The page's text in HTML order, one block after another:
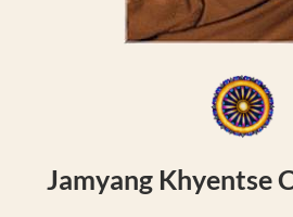
Jamyang Khyentse